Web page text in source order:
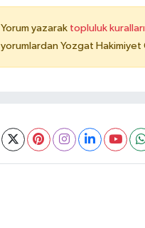
Yorum yazarak topluluk
yorumlardan Yozgat